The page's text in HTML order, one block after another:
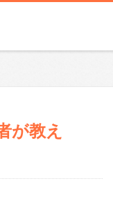
が教え